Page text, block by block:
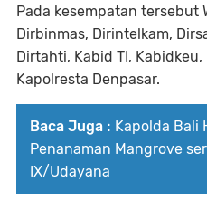
Pada kesempatan tersebut
Dirbinmas, Dirintelkam,
Dirtahti, Kabid TI,
Kapolresta Denpasar.
Baca Juga : Kapolda Bali
Penanaman Mangrove
IX/Udayana